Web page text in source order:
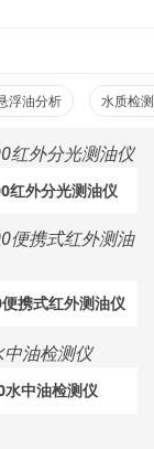
浮油分析 水质检
红外分光测油仪
携式红外测油仪
水中油检测仪